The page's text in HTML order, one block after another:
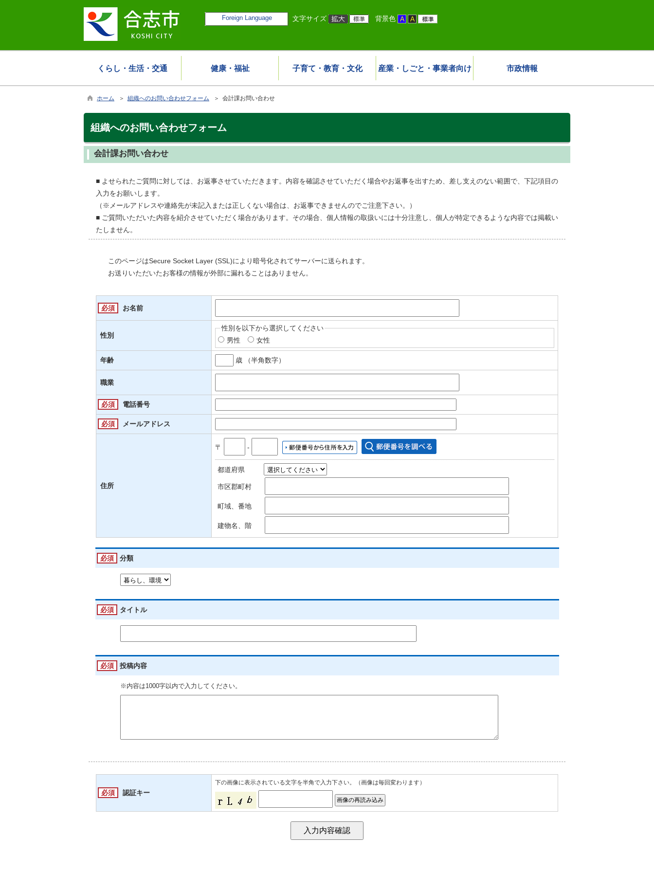
Foreign Language 文字サイズ 背景色
くらし・生活・交通 健康・福祉 子育て・教育・文化 産業・しごと・事業者向け 市政情報
ホーム ＞ 組織へのお問い合わせフォーム ＞ 会計課お問い合わせ
組織へのお問い合わせフォーム
会計課お問い合わせ
■ よせられたご質問に対しては、お返事させていただきます。内容を確認させていただく場合やお返事を出すため、差し支えのない範囲で、下記項目の
入力をお願いします。
（※メールアドレスや連絡先が未記入または正しくない場合は、お返事できませんのでご注意下さい。）
■ ご質問いただいた内容を紹介させていただく場合があります。その場合、個人情報の取扱いには十分注意し、個人が特定できるような内容では掲載い
たしません。
このページはSecure Socket Layer (SSL)により暗号化されてサーバーに送られます。
お送りいただいたお客様の情報が外部に漏れることはありません。
必須 お名前
性別
性別を以下から選択してください
男性
女性
年齢 歳 （半角数字）
職業
必須 電話番号
必須 メールアドレス
住所
〒 ‐
都道府県
市区郡町村
町域、番地
建物名、階
必須 分類
必須 タイトル
必須 投稿内容
※内容は1000字以内で入力してください。
必須 認証キー
下の画像に表示されている文字を半角で入力下さい。（画像は毎回変わります）